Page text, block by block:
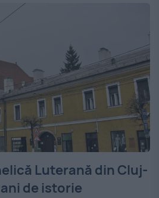
Luterană din Cluj-
de istorie